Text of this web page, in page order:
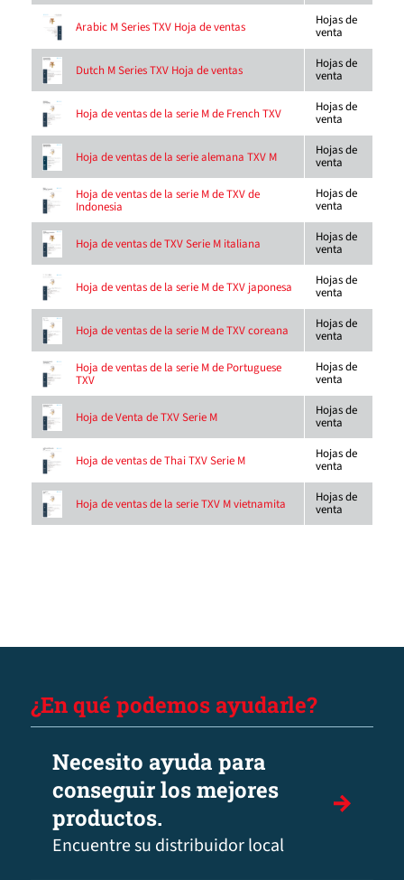
Arabic M Series TXV Hoja de ventas Hojas de
venta
Dutch M Series TXV Hoja de ventas Hojas de
venta
Hoja de ventas de la serie M de French TXV Hojas de
venta
Hoja de ventas de la serie alemana TXV M Hojas de
venta
Hoja de ventas de la serie M de TXV de
Indonesia
Hojas de
venta
Hoja de ventas de TXV Serie M italiana Hojas de
venta
Hoja de ventas de la serie M de TXV japonesa Hojas de
venta
Hoja de ventas de la serie M de TXV coreana Hojas de
venta
Hoja de ventas de la serie M de Portuguese
TXV
Hojas de
venta
Hoja de Venta de TXV Serie M Hojas de
venta
Hoja de ventas de Thai TXV Serie M Hojas de
venta
Hoja de ventas de la serie TXV M vietnamita Hojas de
venta
¿En qué podemos ayudarle?
Necesito ayuda para
conseguir los mejores
productos.
Encuentre su distribuidor local